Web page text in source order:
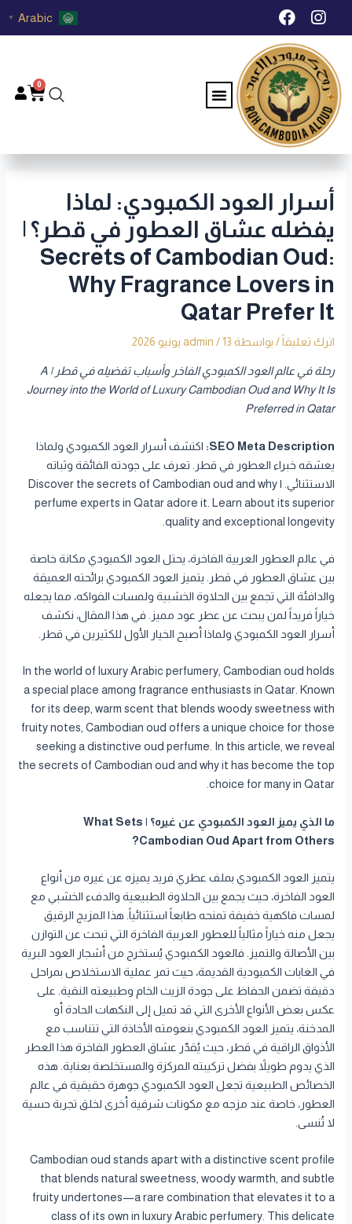
تخطي I
n
s
t
a
g
r
a
m
F
a
c
e
b
o
o
k
Arabic
▼
Menu
0
أسرار العود الكمبودي: لماذا
يفضله عشاق العطور في قطر؟ |
Secrets of Cambodian Oud:
Why Fragrance Lovers in
Qatar Prefer It
اترك تعليقاً / بواسطة admin /13 يونيو 2026
رحلة في عالم العود الكمبودي الفاخر وأسباب تفضيله في قطر | A
Journey into the World of Luxury Cambodian Oud and Why It Is
Preferred in Qatar
SEO Meta Description: اكتشف أسرار العود الكمبودي ولماذا
يعشقه خبراء العطور في قطر. تعرف على جودته الفائقة وثباته
الاستثنائي. | Discover the secrets of Cambodian oud and why
perfume experts in Qatar adore it. Learn about its superior
quality and exceptional longevity.
في عالم العطور العربية الفاخرة، يحتل العود الكمبودي مكانة خاصة
بين عشاق العطور في قطر. يتميز العود الكمبودي برائحته العميقة
والدافئة التي تجمع بين الحلاوة الخشبية ولمسات الفواكه، مما يجعله
خياراً فريداً لمن يبحث عن عطر عود مميز. في هذا المقال، نكشف
أسرار العود الكمبودي ولماذا أصبح الخيار الأول للكثيرين في قطر.
In the world of luxury Arabic perfumery, Cambodian oud holds
a special place among fragrance enthusiasts in Qatar. Known
for its deep, warm scent that blends woody sweetness with
fruity notes, Cambodian oud offers a unique choice for those
seeking a distinctive oud perfume. In this article, we reveal
the secrets of Cambodian oud and why it has become the top
choice for many in Qatar.
ما الذي يميز العود الكمبودي عن غيره؟ | What Sets
Cambodian Oud Apart from Others?
يتميز العود الكمبودي بملف عطري فريد يميزه عن غيره من أنواع
العود الفاخرة، حيث يجمع بين الحلاوة الطبيعية والدفء الخشبي مع
لمسات فاكهية خفيفة تمنحه طابعاً استثنائياً. هذا المزيج الرقيق
يجعل منه خياراً مثالياً للعطور العربية الفاخرة التي تبحث عن التوازن
بين الأصالة والتميز. فالعود الكمبودي يُستخرج من أشجار العود البرية
في الغابات الكمبودية القديمة، حيث تمر عملية الاستخلاص بمراحل
دقيقة تضمن الحفاظ على جودة الزيت الخام وطبيعته النقية. على
عكس بعض الأنواع الأخرى التي قد تميل إلى النكهات الحادة أو
المدخنة، يتميز العود الكمبودي بنعومته الأخاذة التي تتناسب مع
الأذواق الراقية في قطر، حيث يُقدّر عشاق العطور الفاخرة هذا العطر
الذي يدوم طويلاً بفضل تركيبته المركزة والمستخلصة بعناية. هذه
الخصائص الطبيعية تجعل العود الكمبودي جوهرة حقيقية في عالم
العطور، خاصة عند مزجه مع مكونات شرقية أخرى لخلق تجربة حسية
لا تُنسى.
Cambodian oud stands apart with a distinctive scent profile
that blends natural sweetness, woody warmth, and subtle
fruity undertones—a rare combination that elevates it to a
class of its own in luxury Arabic perfumery. This delicate
Post
navigation